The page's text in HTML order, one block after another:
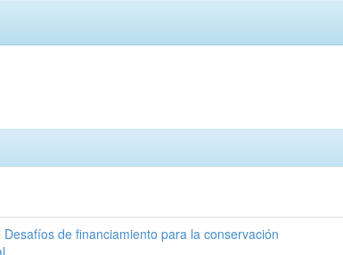
Desafíos de financiamiento para la conservación